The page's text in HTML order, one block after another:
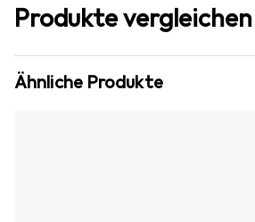
Produkte vergleichen
Ähnliche Produkte